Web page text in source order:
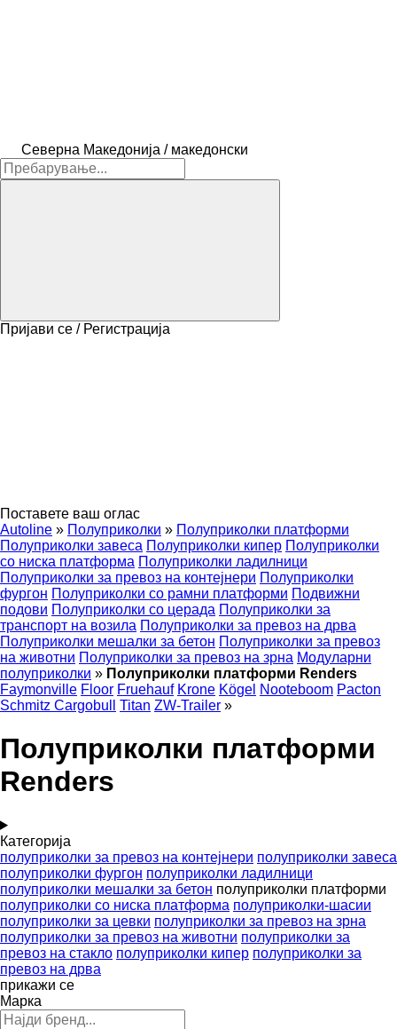
Северна Македонија / македонски
Пријави се / Регистрација
Поставете ваш оглас
Autoline » Полуприколки » Полуприколки платформи
Полуприколки завеса Полуприколки кипер Полуприколки
со ниска платформа Полуприколки ладилници
Полуприколки за превоз на контејнери Полуприколки
фургон Полуприколки со рамни платформи Подвижни
подови Полуприколки со церада Полуприколки за
транспорт на возила Полуприколки за превоз на дрва
Полуприколки мешалки за бетон Полуприколки за превоз
на животни Полуприколки за превоз на зрна Модуларни
полуприколки » Полуприколки платформи Renders
Faymonville Floor Fruehauf Krone Kögel Nooteboom Pacton
Schmitz Cargobull
Titan ZW-Trailer »
Полуприколки платформи
Renders
Категорија
полуприколки за превоз на контејнери полуприколки завеса
полуприколки фургон полуприколки ладилници
полуприколки мешалки за бетон полуприколки платформи
полуприколки со ниска платформа полуприколки-шасии
полуприколки за цевки полуприколки за превоз на зрна
полуприколки за превоз на животни полуприколки за
превоз на стакло полуприколки кипер полуприколки за
превоз на дрва
прикажи се
Марка